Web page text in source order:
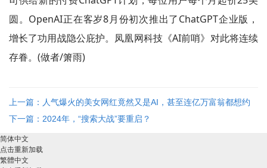
圆。OpenAI正在客岁8月份初次推出了ChatGPT企业版，
增长了功用战隐公庇护。凤凰网科技《AI前哨》对此将连续
存眷。(做者/箫雨)
上一篇：人气爆火的美女网红竟然又是AI，甚至连亿万富翁都想约
她
下一篇：2024年，“搜索大战”要重启？
简体中文
点击重新加载
繁體中文